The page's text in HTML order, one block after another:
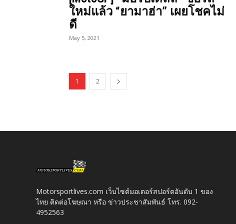
ใหม่แล้ว “ยามาฮ่า” เผยโชคไม่
ดี
May 5, 2021
1 2
Motorsportlives.com เว็บไซต์มอเตอร์สปอร์ตอันดับ 1 ของ
ไทย ติดต่อโฆษณา หรือ ข่าวประชาสัมพันธ์ โทร. 092-
4952563